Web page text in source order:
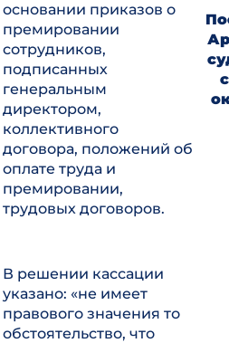
основании приказов о
премировании
сотрудников,
подписанных
генеральным
директором,
коллективного
договора, положений об
оплате труда и
премировании,
трудовых договоров.
В решении кассации
указано: «не имеет
правового значения то
обстоятельство, что